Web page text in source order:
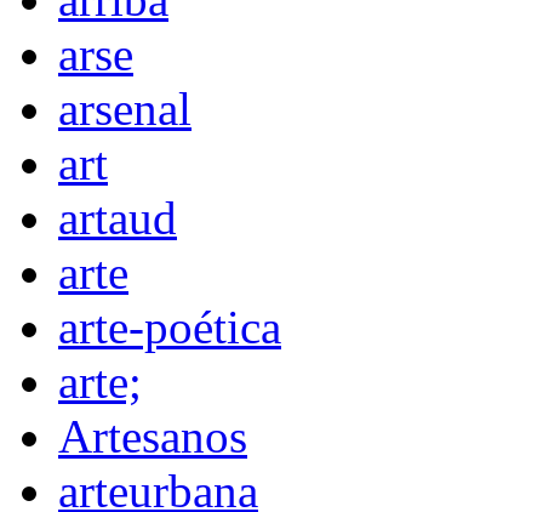
arse
arsenal
art
artaud
arte
arte-poética
arte;
Artesanos
arteurbana